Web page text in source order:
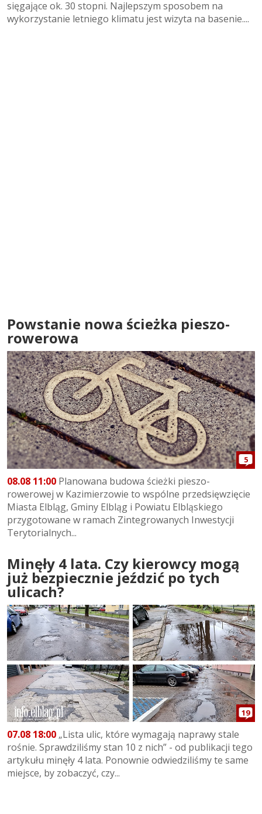
sięgające ok. 30 stopni. Najlepszym sposobem na
wykorzystanie letniego klimatu jest wizyta na basenie....
Powstanie nowa ścieżka pieszo-
rowerowa
5
08.08 11:00 Planowana budowa ścieżki pieszo-
rowerowej w Kazimierzowie to wspólne przedsięwzięcie
Miasta Elbląg, Gminy Elbląg i Powiatu Elbląskiego
przygotowane w ramach Zintegrowanych Inwestycji
Terytorialnych...
Minęły 4 lata. Czy kierowcy mogą
już bezpiecznie jeździć po tych
ulicach?
19
07.08 18:00 „Lista ulic, które wymagają naprawy stale
rośnie. Sprawdziliśmy stan 10 z nich” - od publikacji tego
artykułu minęły 4 lata. Ponownie odwiedziliśmy te same
miejsce, by zobaczyć, czy...